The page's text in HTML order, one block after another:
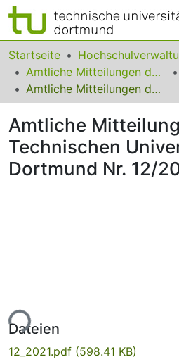
Bereiche & Sammlungen
Das gesamte Repositorium
FAQ
Leitlinien
Startseite
Amtliche Mitteilungen der Technischen Universität Dortmund
Amtliche Mitteilungen der Technischen Universität Dortmund Nr. 12/2021
Amtliche
Technischen
Dortmund Nr. 12/
Dateien
12_2021.pdf (598.41 KB)